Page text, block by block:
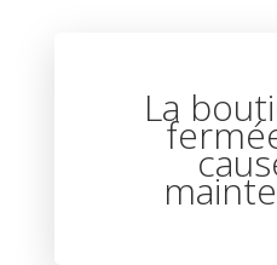
La